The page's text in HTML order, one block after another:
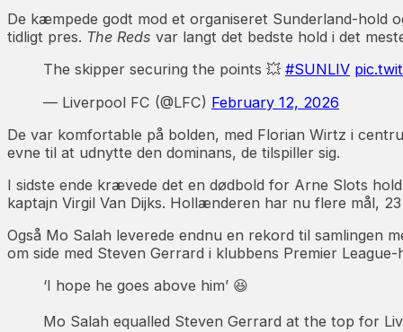
De kæmpede godt mod et organiseret Sunderland-hold
tidligt pres. The Reds var langt det bedste hold i det
The skipper securing the points 💥 #SUNLIV
— Liverpool FC (@LFC) February 12, 2026
De var komfortable på bolden, med Florian Wirtz i
evne til at udnytte den dominans, de tilspiller sig.
I sidste ende krævede det en dødbold for Arne Slots
kaptajn Virgil Van Dijks. Hollænderen har nu flere mål,
Også Mo Salah leverede endnu en rekord til samlingen
om side med Steven Gerrard i klubbens Premier League-
‘I hope he goes above him’ 😆
Mo Salah equalled Steven Gerrard at the top for